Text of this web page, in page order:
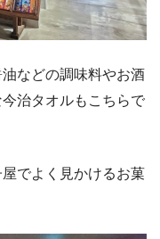
などの調味料やお酒
治タオルもこちらで
でよく見かけるお菓